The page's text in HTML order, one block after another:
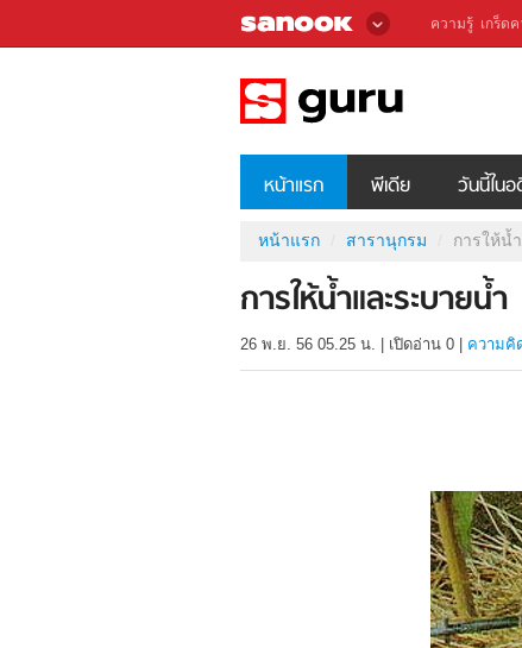
ความรู้ เกร็ด
หน้าแรก พีเดีย วันนี้ใน
หน้าแรก สารานุกรม การให้น้
การให้น้ำและระบายน้ำ
26 พ.ย. 56 05.25 น. เปิดอ่าน 0 ความคิ